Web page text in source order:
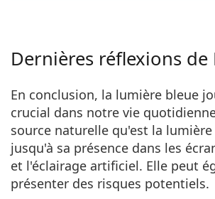
Dernières réflexions de
En conclusion, la lumière bleue
crucial dans notre vie
source naturelle qu'est la
jusqu'à sa présence dans les
et l'éclairage artificiel. Elle peut
présenter des risques potentiels.